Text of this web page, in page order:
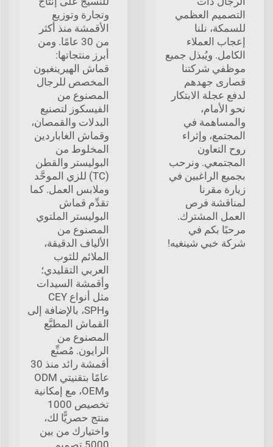
التصميم العظمي
للسمكة، نلنا
إعجاب العملاء
الكامل. ويُبذل جميع
موظفي شركتنا
قصارى جهدهم
لدفع عجلة الابتكار
نحو الأمام،
والمساهمة في
المجتمع، وإثراء
روح التعاون
المجتمعي. ونرحب
بجميع الراغبين في
زيارة مقرنا
لمناقشة فرص
العمل المشترك.
مرحبًا بكم في
شركة خبي شينغيه!
وتجارة وتوزيع
الأقمشة منذ أكثر
من 30 عامًا. ومن
أبرز منتجاتها:
قماش الهيرينغبون
المخصص للرجال
المصنوع من
الفيسكوز لتصنيع
البدلات والقمصان،
وقماش الغاباردين
المخلوط من
البوليستر والقطن
(TC) للزي الموحَّد
وملابس العمل. كما
تقدِّم قماش
البوليستر الملتوي
المصنوع من
الألياف الدقيقة،
الملائم للثوب
العربي التقليدي؛
وأقمشة السيدات
مثل أنواع CEY
وSPH، بالإضافة إلى
القماش المطبَّع
المصنوع من
الرايون. مُصنِّع
أقمشة رائد منذ 30
عامًا بتقنيتي ODM
وOEM، مع إمكانية
تخصيص 1000
منتج حصريًّا لك،
واختيارك من بين
5000 تصميم